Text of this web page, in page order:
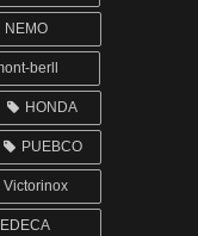
NEMO
berll
HONDA
PUEBCO
Victorinox